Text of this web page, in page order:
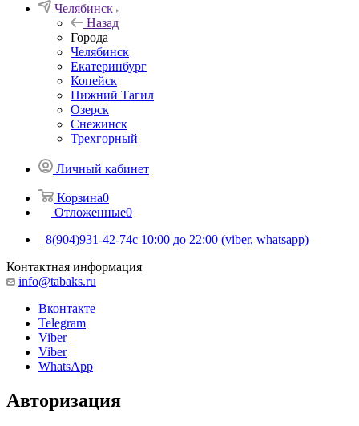
Челябинск
Назад
Города
Челябинск
Екатеринбург
Копейск
Нижний Тагил
Озерск
Снежинск
Трехгорный
Личный кабинет
Корзина0
Отложенные0
8(904)931-42-74с 10:00 до 22:00 (viber, whatsapp)
Контактная информация
info@tabaks.ru
Вконтакте
Telegram
Viber
Viber
WhatsApp
Авторизация